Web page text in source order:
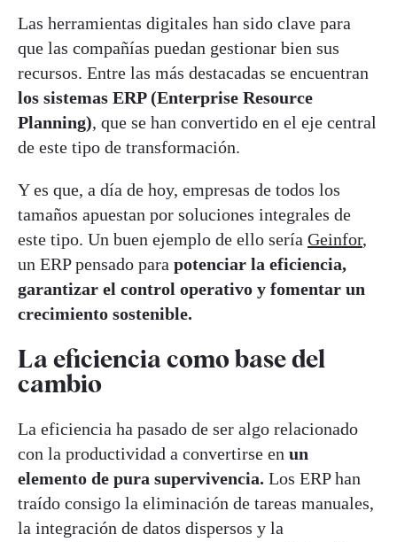
Las herramientas digitales han sido clave para
que las compañías puedan gestionar bien sus
recursos. Entre las más destacadas se encuentran
los sistemas ERP (Enterprise Resource
Planning), que se han convertido en el eje central
de este tipo de transformación.
Y es que, a día de hoy, empresas de todos los
tamaños apuestan por soluciones integrales de
este tipo. Un buen ejemplo de ello sería Geinfor,
un ERP pensado para potenciar la eficiencia,
garantizar el control operativo y fomentar un
crecimiento sostenible.
La eficiencia como base del
cambio
La eficiencia ha pasado de ser algo relacionado
con la productividad a convertirse en un
elemento de pura supervivencia. Los ERP han
traído consigo la eliminación de tareas manuales,
la integración de datos dispersos y la